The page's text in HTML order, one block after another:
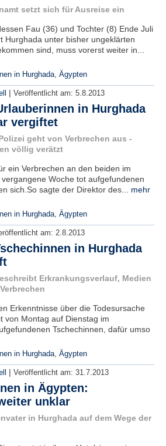
setzt sich für Ausreise ein
Fau (36) und Tochter (8) Ende Juli
Hurghada unter bisher ungeklärten
sind, muss vorerst weiter in...
in Hurghada, Ägypten
| Veröffentlicht am: 5.8.2013
in Hurghada
vergiftet
geht von Verbrechen aus -
völlig verätzt
ein Verbrechen an den beiden im
Woche tot aufgefundenen
sich.So sagte der Direktor des... mehr
in Hurghada, Ägypten
am: 2.8.2013
in Hurghada
Erkrankungsverlauf, Medien
Erkenntnisse über die Todesursache
von Montag auf Dienstag im
Tschechinnen, dafür umso
in Hurghada, Ägypten
| Veröffentlicht am: 31.7.2013
in Ägypten:
unklar
in Hurghada auf dem Wege der